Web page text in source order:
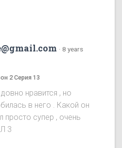
· 8 years
2 Серия 13
нравится , но
в него . Какой он
просто супер , очень
3